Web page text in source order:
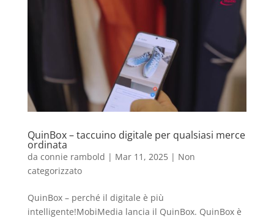
QuinBox – taccuino digitale per qualsiasi merce
ordinata
da connie rambold | Mar 11, 2025| Non
categorizzato
QuinBox – perché il digitale è più
intelligente!MobiMedia lancia il QuinBox. QuinBox è